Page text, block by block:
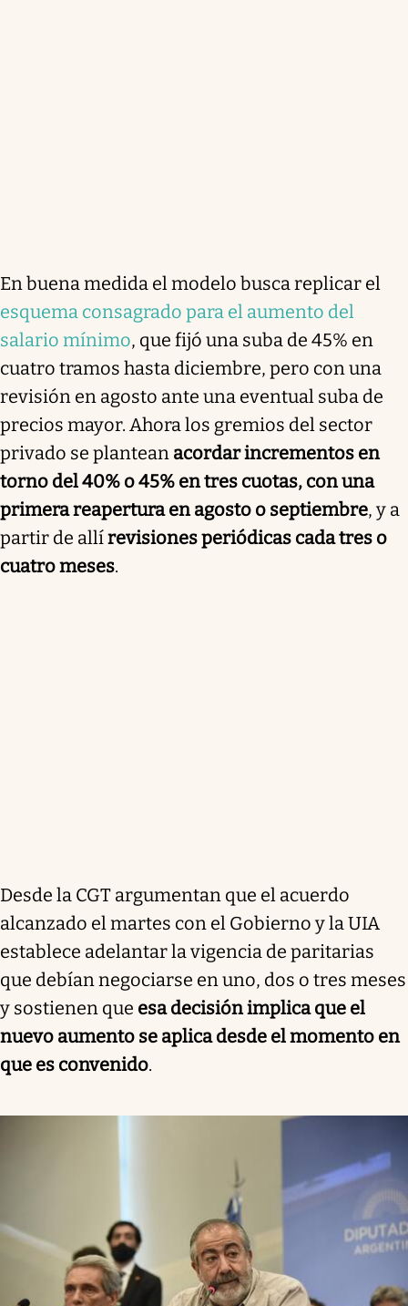
En buena medida el modelo busca replicar el
esquema consagrado para el aumento del
salario mínimo, que fijó una suba de 45% en
cuatro tramos hasta diciembre, pero con una
revisión en agosto ante una eventual suba de
precios mayor. Ahora los gremios del sector
privado se plantean acordar incrementos en
torno del 40% o 45% en tres cuotas, con una
primera reapertura en agosto o septiembre, y a
partir de allírevisiones periódicas cada tres o
cuatro meses.
Desde la CGT argumentan que el acuerdo
alcanzado el martes con el Gobierno y la UIA
establece adelantar la vigencia de paritarias
que debían negociarse en uno, dos o tres meses
y sostienen que esa decisión implica que el
nuevo aumento se aplica desde el momento en
que es convenido.